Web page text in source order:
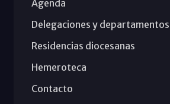
Agenda
Delegaciones y departamentos
Residencias diocesanas
Hemeroteca
Contacto